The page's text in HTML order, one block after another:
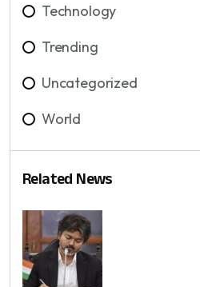
Technology
Trending
Uncategorized
World
Related News